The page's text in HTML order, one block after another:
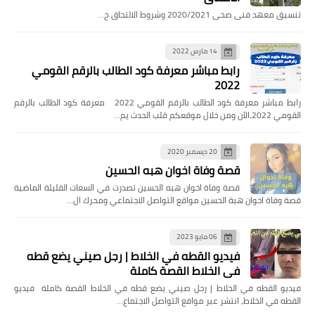
تنسيق معهد فنى صحى 2020/2021 وشروط الالتحاق ح…
14 مارس 2022
رابط مباشر معرفة كود الطالب بالرقم القومي
2022
رابط مباشر معرفة كود الطالب بالرقم القومي 2022 معرفة كود الطالب بالرقم
القومي 2022،الآن ومن خلال موقعكم قلب الحدث يم…
20 ديسمبر 2020
قصة وفاة اخوان هبه الحسين
قصة وفاة اخوان هبه الحسين تصدرت في السعات القليلة الماضية
قصة وفاة اخوان هبة الحسين مواقع التواصل الاجتماعي ومحرك ال…
06 مايو 2023
فيديو القطه في الخلاط | رجل صيني يضع قطه
في الخلاط القصة كاملة
فيديو القطه في الخلاط | رجل صيني يضع قطه في الخلاط القصة كاملة فيديو
القطه في الخلاط، انتشر عبر مواقع التواصل الاجتماع…